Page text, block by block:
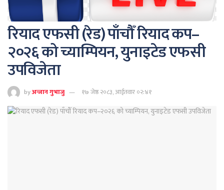
रियाद एफसी (रेड) पाँचौँ रियाद कप–
२०२६ को च्याम्पियन, युनाइटेड एफसी
उपविजेता
byअन्जान गुभाजु १७ जेष्ठ २०८३, आईतवार ०२:४१